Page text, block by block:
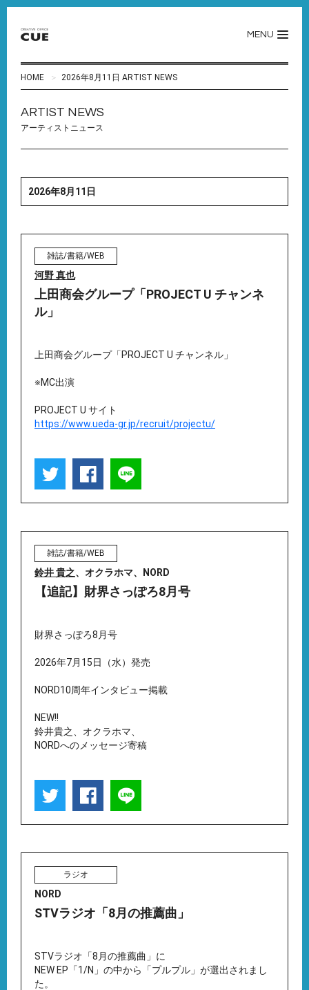
MENU
HOME 2026年8月11日 ARTIST NEWS
ARTIST NEWS
アーティストニュース
2026年8月11日
雑誌/書籍/WEB
河野 真也
上田商会グループ「PROJECT U チャンネ
ル」
上田商会グループ「PROJECT U チャンネル」
※MC出演
PROJECT U サイト
https://www.ueda-gr.jp/recruit/projectu/
雑誌/書籍/WEB
鈴井 貴之、オクラホマ、NORD
【追記】財界さっぽろ8月号
財界さっぽろ8月号
2026年7月15日（水）発売
NORD10周年インタビュー掲載
NEW!!
鈴井貴之、オクラホマ、
NORDへのメッセージ寄稿
ラジオ
NORD
STVラジオ「8月の推薦曲」
STVラジオ「8月の推薦曲」に
NEW EP「1/N」の中から「プルプル」が選出されまし
た。